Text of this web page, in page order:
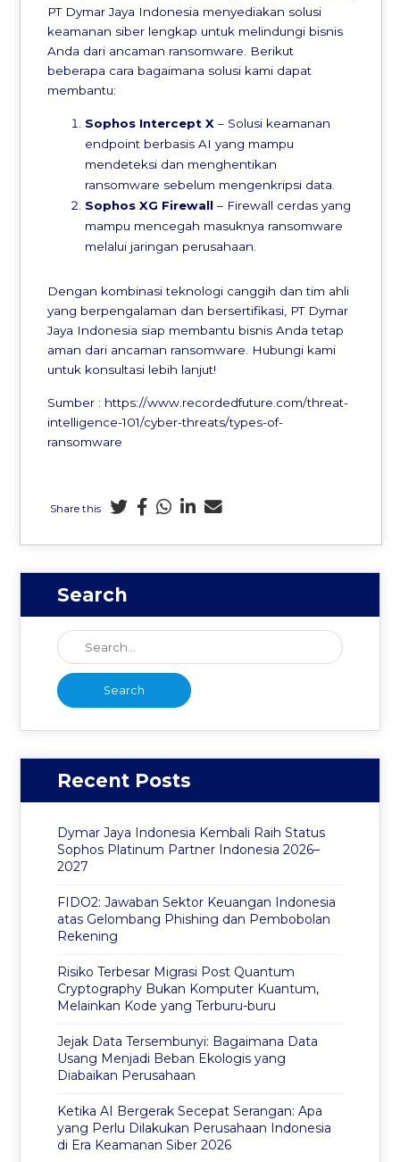
PT Dymar Jaya Indonesia menyediakan solusi
keamanan siber lengkap untuk melindungi bisnis
Anda dari ancaman ransomware. Berikut
beberapa cara bagaimana solusi kami dapat
membantu:
Sophos Intercept X – Solusi keamanan
endpoint berbasis AI yang mampu
mendeteksi dan menghentikan
ransomware sebelum mengenkripsi data.
Sophos XG Firewall– Firewall cerdas yang
mampu mencegah masuknya ransomware
melalui jaringan perusahaan.
Dengan kombinasi teknologi canggih dan tim ahli
yang berpengalaman dan bersertifikasi, PT Dymar
Jaya Indonesia siap membantu bisnis Anda tetap
aman dari ancaman ransomware. Hubungi kami
untuk konsultasi lebih lanjut!
Sumber : https://www.recordedfuture.com/threat-
intelligence-101/cyber-threats/types-of-
ransomware
Share this
Search
Recent Posts
Dymar Jaya Indonesia Kembali Raih Status
Sophos Platinum Partner Indonesia 2026–
2027
FIDO2: Jawaban Sektor Keuangan Indonesia
atas Gelombang Phishing dan Pembobolan
Rekening
Risiko Terbesar Migrasi Post Quantum
Cryptography Bukan Komputer Kuantum,
Melainkan Kode yang Terburu-buru
Jejak Data Tersembunyi: Bagaimana Data
Usang Menjadi Beban Ekologis yang
Diabaikan Perusahaan
Ketika AI Bergerak Secepat Serangan: Apa
yang Perlu Dilakukan Perusahaan Indonesia
di Era Keamanan Siber 2026